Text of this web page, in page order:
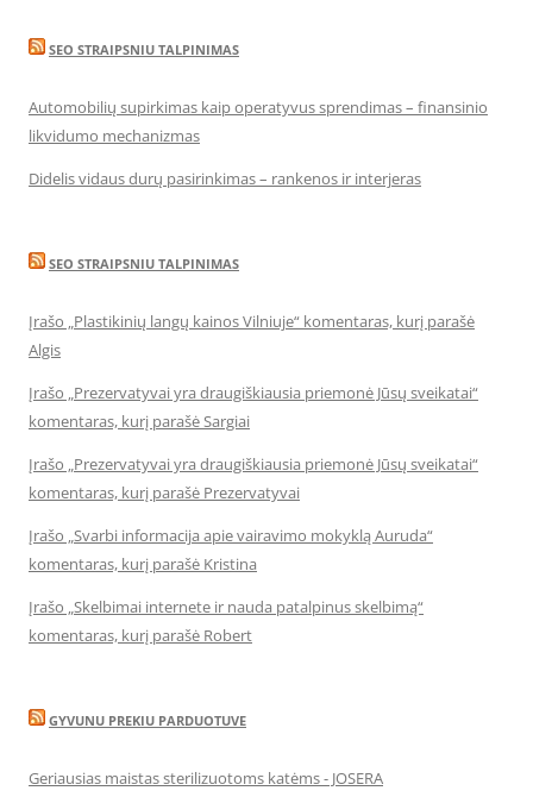
SEO STRAIPSNIU TALPINIMAS
Automobilių supirkimas kaip operatyvus sprendimas – finansinio
likvidumo mechanizmas
Didelis vidaus durų pasirinkimas – rankenos ir interjeras
SEO STRAIPSNIU TALPINIMAS
Įrašo „Plastikinių langų kainos Vilniuje“ komentaras, kurį parašė
Algis
Įrašo „Prezervatyvai yra draugiškiausia priemonė Jūsų sveikatai“
komentaras, kurį parašė Sargiai
Įrašo „Prezervatyvai yra draugiškiausia priemonė Jūsų sveikatai“
komentaras, kurį parašė Prezervatyvai
Įrašo „Svarbi informacija apie vairavimo mokyklą Auruda“
komentaras, kurį parašė Kristina
Įrašo „Skelbimai internete ir nauda patalpinus skelbimą“
komentaras, kurį parašė Robert
GYVUNU PREKIU PARDUOTUVE
Geriausias maistas sterilizuotoms katėms - JOSERA